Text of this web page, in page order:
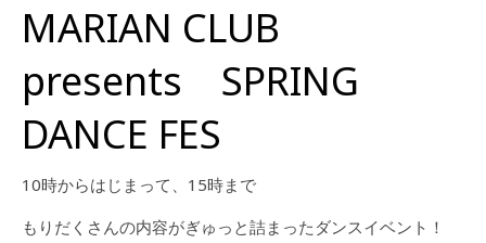
MARIAN CLUB
presents SPRING
DANCE FES
10時からはじまって、15時まで
もりだくさんの内容がぎゅっと詰まったダンスイベント！